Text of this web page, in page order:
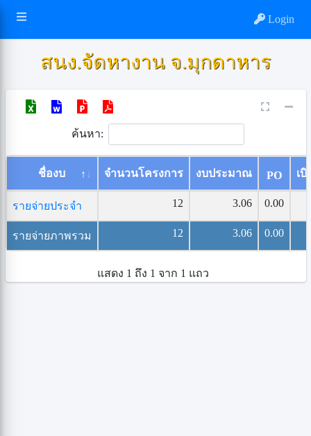
Login
สนง.จัดหางาน จ.มุกดาหาร
ค้นหา:
ชื่องบ จำนวนโครงการ งบประมาณ PO เบิ
รายจ่ายประจำ 12 3.06 0.00
รายจ่ายภาพรวม 12 3.06 0.00
แสดง 1 ถึง 1 จาก 1 แถว